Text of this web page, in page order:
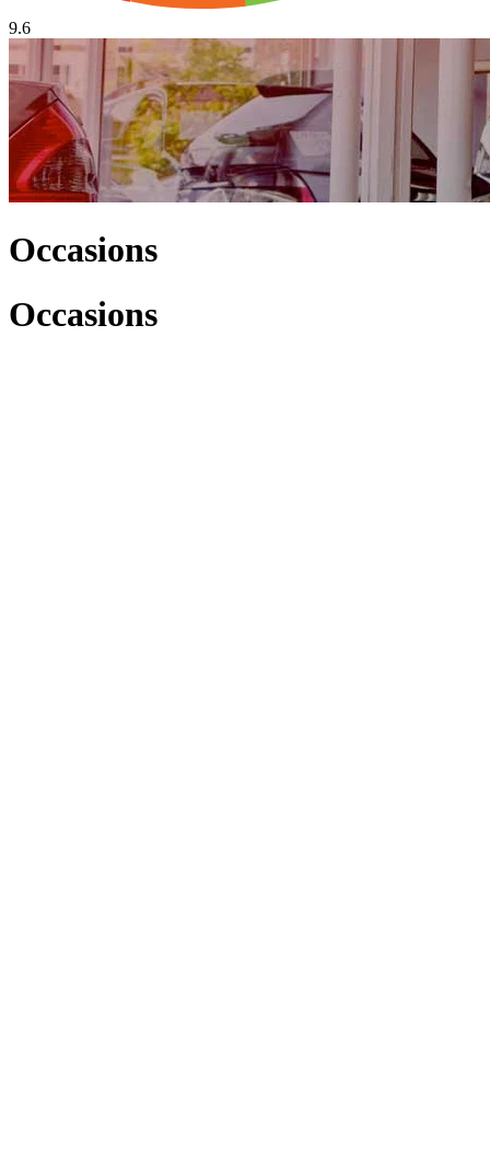
9.6
Occasions
Occasions